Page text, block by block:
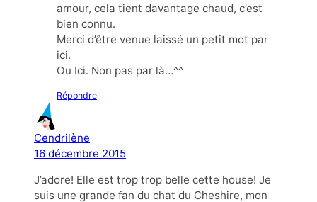
amour, cela tient davantage chaud, c’est
bien connu.
Merci d’être venue laissé un petit mot par
ici.
Ou Ici. Non pas par là…^^
Répondre
Cendrilène
16 décembre 2015
J’adore! Elle est trop trop belle cette house! Je
suis une grande fan du chat du Cheshire, mon